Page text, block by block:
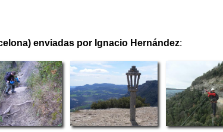
enviadas por Ignacio Hernández: